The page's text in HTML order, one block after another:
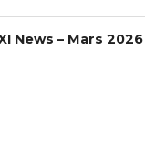
News – Mars 2026